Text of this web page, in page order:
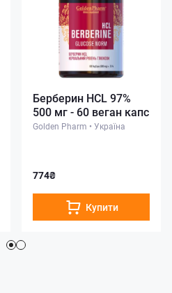
Берберин HCL 97%
500 мг - 60 веган капс
Golden Pharm • Україна
774₴
Купити